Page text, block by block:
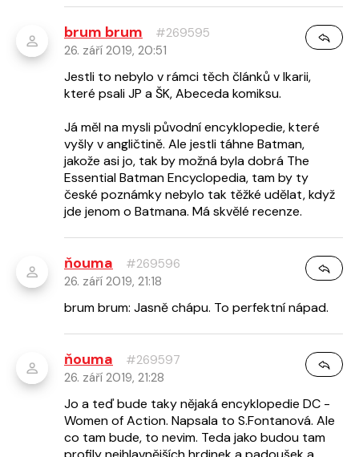
brum brum
#269595
26. září 2019, 20:51
Jestli to nebylo v rámci těch článků v Ikarii,
které psali JP a ŠK, Abeceda komiksu.
Já měl na mysli původní encyklopedie, které
vyšly v angličtině. Ale jestli táhne Batman,
jakože asi jo, tak by možná byla dobrá The
Essential Batman Encyclopedia, tam by ty
české poznámky nebylo tak těžké udělat, když
jde jenom o Batmana. Má skvělé recenze.
ňouma
#269596
26. září 2019, 21:18
brum brum: Jasně chápu. To perfektní nápad.
ňouma
#269597
26. září 2019, 21:28
Jo a teď bude taky nějaká encyklopedie DC -
Women of Action. Napsala to S.Fontanová. Ale
co tam bude, to nevim. Teda jako budou tam